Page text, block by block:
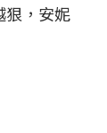
狠，安妮